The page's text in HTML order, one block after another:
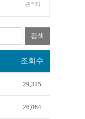
관*자
검색
조회수
29,315
26,064